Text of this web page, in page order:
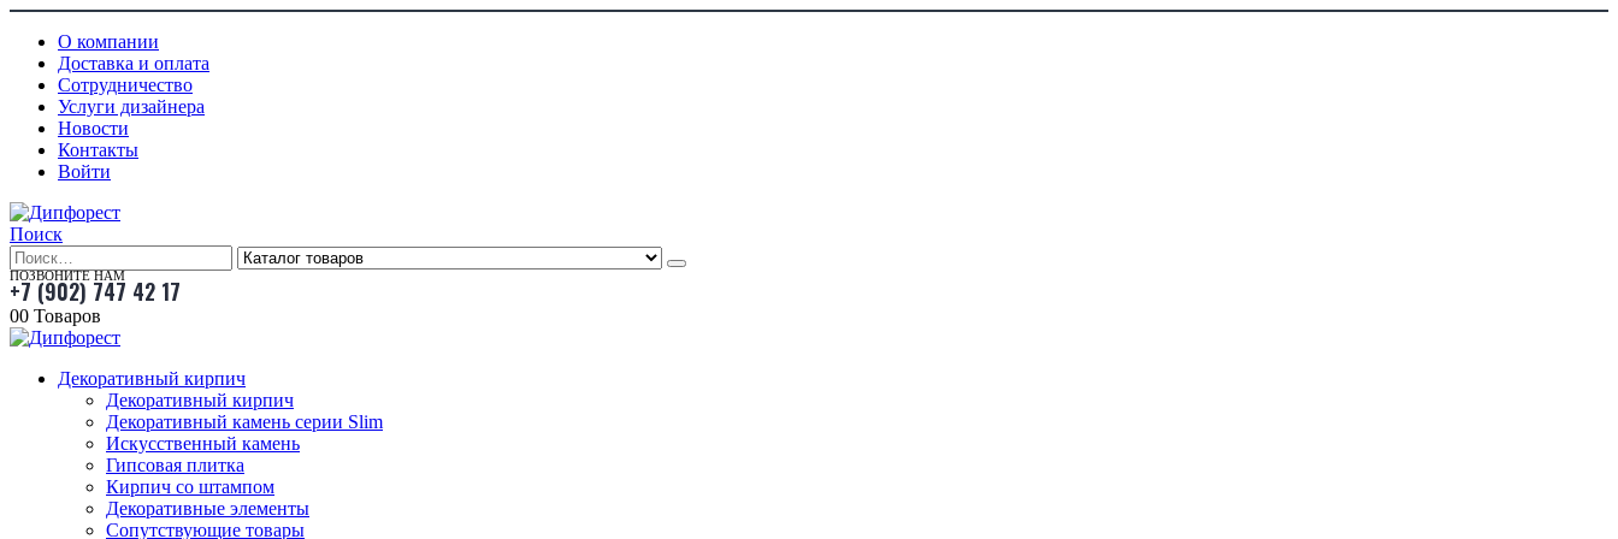
О компании
Доставка и оплата
Сотрудничество
Услуги дизайнера
Новости
Контакты
Войти
Поиск
ПОЗВОНИТЕ НАМ
+7 (902) 747 42 17
00 Товаров
Декоративный кирпич
Декоративный кирпич
Декоративный камень серии Slim
Искусственный камень
Гипсовая плитка
Кирпич со штампом
Декоративные элементы
Сопутствующие товары